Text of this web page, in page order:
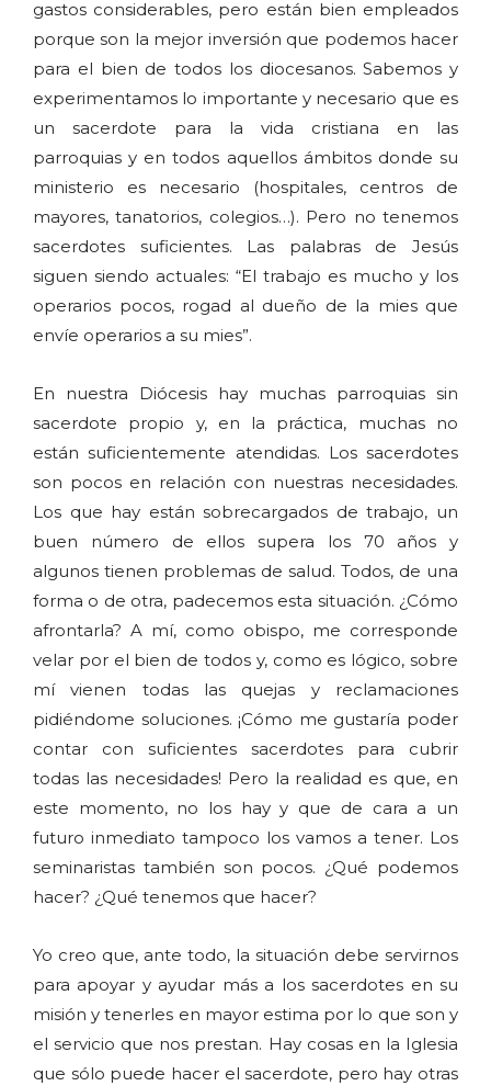
gastos considerables, pero están bien empleados
porque son la mejor inversión que podemos hacer
para el bien de todos los diocesanos. Sabemos y
experimentamos lo importante y necesario que es
un sacerdote para la vida cristiana en las
parroquias y en todos aquellos ámbitos donde su
ministerio es necesario (hospitales, centros de
mayores, tanatorios, colegios…). Pero no tenemos
sacerdotes suficientes. Las palabras de Jesús
siguen siendo actuales: “El trabajo es mucho y los
operarios pocos, rogad al dueño de la mies que
envíe operarios a su mies”.
En nuestra Diócesis hay muchas parroquias sin
sacerdote propio y, en la práctica, muchas no
están suficientemente atendidas. Los sacerdotes
son pocos en relación con nuestras necesidades.
Los que hay están sobrecargados de trabajo, un
buen número de ellos supera los 70 años y
algunos tienen problemas de salud. Todos, de una
forma o de otra, padecemos esta situación. ¿Cómo
afrontarla? A mí, como obispo, me corresponde
velar por el bien de todos y, como es lógico, sobre
mí vienen todas las quejas y reclamaciones
pidiéndome soluciones. ¡Cómo me gustaría poder
contar con suficientes sacerdotes para cubrir
todas las necesidades! Pero la realidad es que, en
este momento, no los hay y que de cara a un
futuro inmediato tampoco los vamos a tener. Los
seminaristas también son pocos. ¿Qué podemos
hacer? ¿Qué tenemos que hacer?
Yo creo que, ante todo, la situación debe servirnos
para apoyar y ayudar más a los sacerdotes en su
misión y tenerles en mayor estima por lo que son y
el servicio que nos prestan. Hay cosas en la Iglesia
que sólo puede hacer el sacerdote, pero hay otras